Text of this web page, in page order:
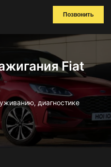
Позвонить
Fiat
диагностике